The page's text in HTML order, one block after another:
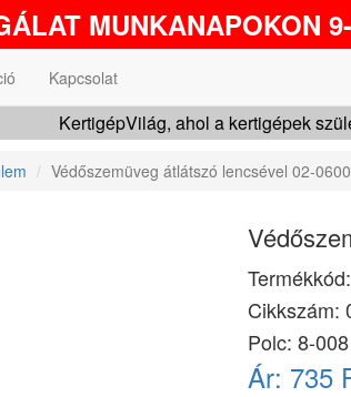
MUNKANAPOKON
Kapcsolat
KertigépVilág, ahol a kertigépek
Védőszemüveg átlátszó lencsével 02-
Termékkód:
Cikkszám:
Polc: 8-008
Ár: 735